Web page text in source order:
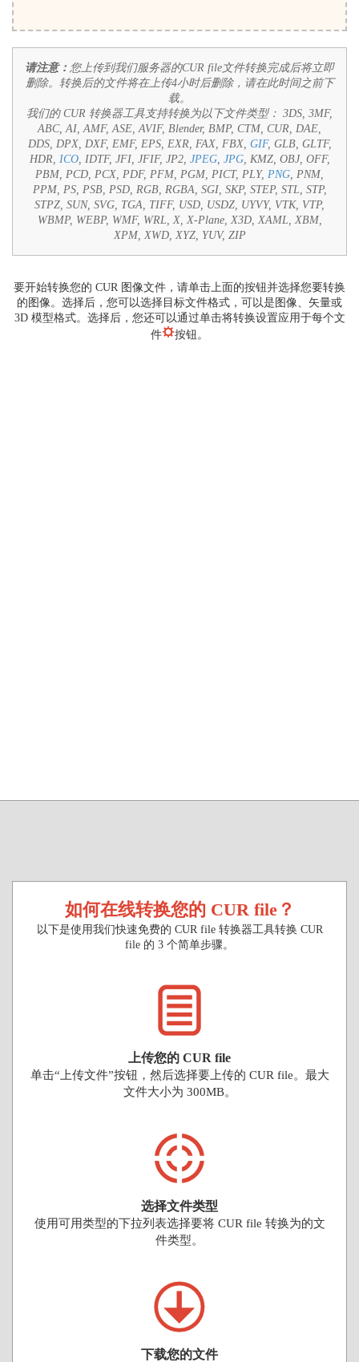
请注意： 您上传到我们服务器的CUR file文件转换完成后将立即
删除。转换后的文件将在上传4小时后删除，请在此时间之前下
载。
我们的 CUR 转换器工具支持转换为以下文件类型： 3DS, 3MF,
ABC, AI, AMF, ASE, AVIF, Blender, BMP, CTM, CUR, DAE,
DDS, DPX, DXF, EMF, EPS, EXR, FAX, FBX, GIF, GLB, GLTF,
HDR, ICO, IDTF, JFI, JFIF, JP2, JPEG, JPG, KMZ, OBJ, OFF,
PBM, PCD, PCX, PDF, PFM, PGM, PICT, PLY, PNG, PNM,
PPM, PS, PSB, PSD, RGB, RGBA, SGI, SKP, STEP, STL, STP,
STPZ, SUN, SVG, TGA, TIFF, USD, USDZ, UYVY, VTK, VTP,
WBMP, WEBP, WMF, WRL, X, X-Plane, X3D, XAML, XBM,
XPM, XWD, XYZ, YUV, ZIP
要开始转换您的 CUR 图像文件，请单击上面的按钮并选择您要转换
的图像。选择后，您可以选择目标文件格式，可以是图像、矢量或
3D 模型格式。选择后，您还可以通过单击将转换设置应用于每个文
件
按钮。
如何在线转换您的 CUR file？
以下是使用我们快速免费的 CUR file 转换器工具转换 CUR
file 的 3 个简单步骤。
上传您的 CUR file
单击“上传文件”按钮，然后选择要上传的 CUR file。最大
文件大小为 300MB。
选择文件类型
使用可用类型的下拉列表选择要将 CUR file 转换为的文
件类型。
下载您的文件